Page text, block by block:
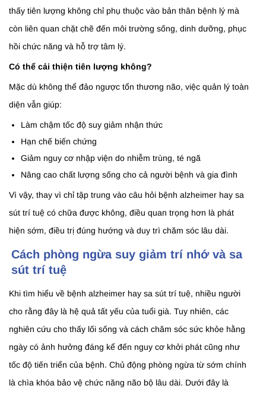
thấy tiên lượng không chỉ phụ thuộc vào bản thân bệnh lý mà
còn liên quan chặt chẽ đến môi trường sống, dinh dưỡng, phục
hồi chức năng và hỗ trợ tâm lý.
Có thể cải thiện tiên lượng không?
Mặc dù không thể đảo ngược tổn thương não, việc quản lý toàn
diện vẫn giúp:
Làm chậm tốc độ suy giảm nhận thức
Hạn chế biến chứng
Giảm nguy cơ nhập viện do nhiễm trùng, té ngã
Nâng cao chất lượng sống cho cả người bệnh và gia đình
Vì vậy, thay vì chỉ tập trung vào câu hỏi bệnh alzheimer hay sa
sút trí tuệ có chữa được không, điều quan trọng hơn là phát
hiện sớm, điều trị đúng hướng và duy trì chăm sóc lâu dài.
Cách phòng ngừa suy giảm trí nhớ và sa
sút trí tuệ
Khi tìm hiểu về bệnh alzheimer hay sa sút trí tuệ, nhiều người
cho rằng đây là hệ quả tất yếu của tuổi già. Tuy nhiên, các
nghiên cứu cho thấy lối sống và cách chăm sóc sức khỏe hằng
ngày có ảnh hưởng đáng kể đến nguy cơ khởi phát cũng như
tốc độ tiến triển của bệnh. Chủ động phòng ngừa từ sớm chính
là chìa khóa bảo vệ chức năng não bộ lâu dài. Dưới đây là